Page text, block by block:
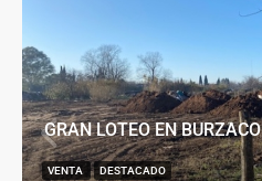
GRAN LOTEO EN BURZACO
VENTA DESTACADO